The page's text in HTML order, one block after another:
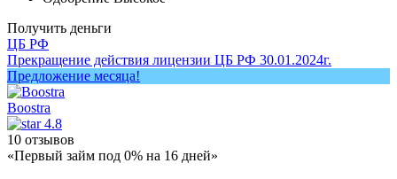
Получить деньги
ЦБ РФ
Прекращение действия лицензии ЦБ РФ 30.01.2024г.
Предложение месяца!
Boostra
4.8
10 отзывов
«Первый займ под 0% на 16 дней»